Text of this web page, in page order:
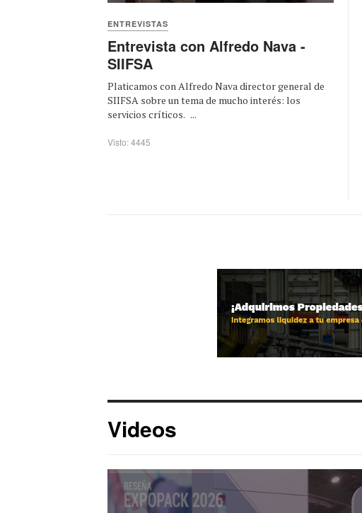
ENTREVISTAS
Entrevista con Alfredo Nava -
SIIFSA
Platicamos con Alfredo Nava director general de
SIIFSA sobre un tema de mucho interés: los
servicios críticos. ...
Visto: 4445
Videos